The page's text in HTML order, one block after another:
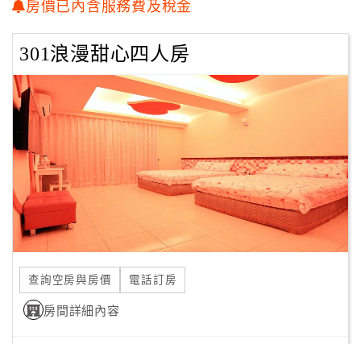
務
顧
滿
意
度
訂
單
管
理
房價已內含服務費及稅金
301浪漫甜心四人房
查詢空房與房價 電話訂房
房間詳細內容